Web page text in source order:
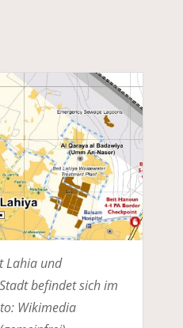
Lahia und
befindet sich im
Wikimedia